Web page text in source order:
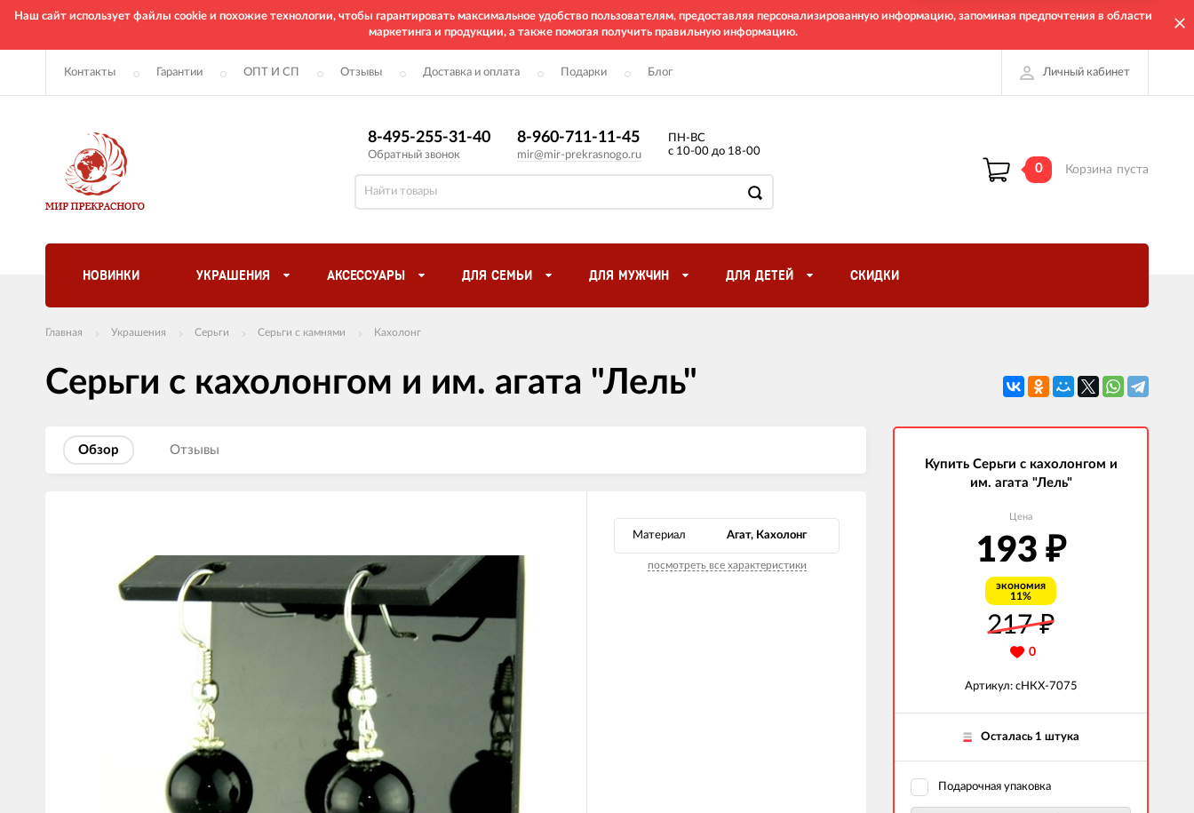
Наш сайт использует файлы cookie и похожие технологии, чтобы гарантировать максимальное удобство пользователям, предоставляя персонализированную информацию, запоминая предпочтения в области
маркетинга и продукции, а также помогая получить правильную информацию.
Контакты Гарантии ОПТ И СП Отзывы Доставка и оплата Подарки Блог Личный кабинет
8-495-255-31-40
Обратный звонок
8-960-711-11-45
mir@mir-prekrasnogo.ru
ПН-ВС
с 10-00 до 18-00
0 Корзина пуста
НОВИНКИ УКРАШЕНИЯ АКСЕССУАРЫ ДЛЯ СЕМЬИ ДЛЯ МУЖЧИН ДЛЯ ДЕТЕЙ СКИДКИ
Главная Украшения Серьги Серьги с камнями Кахолонг
Серьги с кахолонгом и им. агата "Лель"
Обзор Отзывы
Материал Агат, Кахолонг
посмотреть все характеристики
Купить Серьги с кахолонгом и
им. агата "Лель"
Цена
193 ₽
экономия
11%
217₽
0
Артикул: сНКХ-7075
Осталась 1 штука
Подарочная упаковка